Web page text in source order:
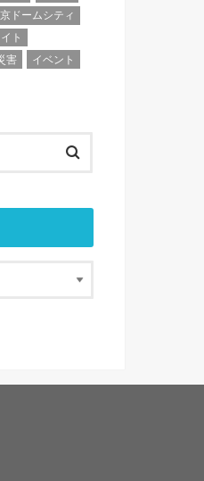
ドームシティ
ト
害
イベント